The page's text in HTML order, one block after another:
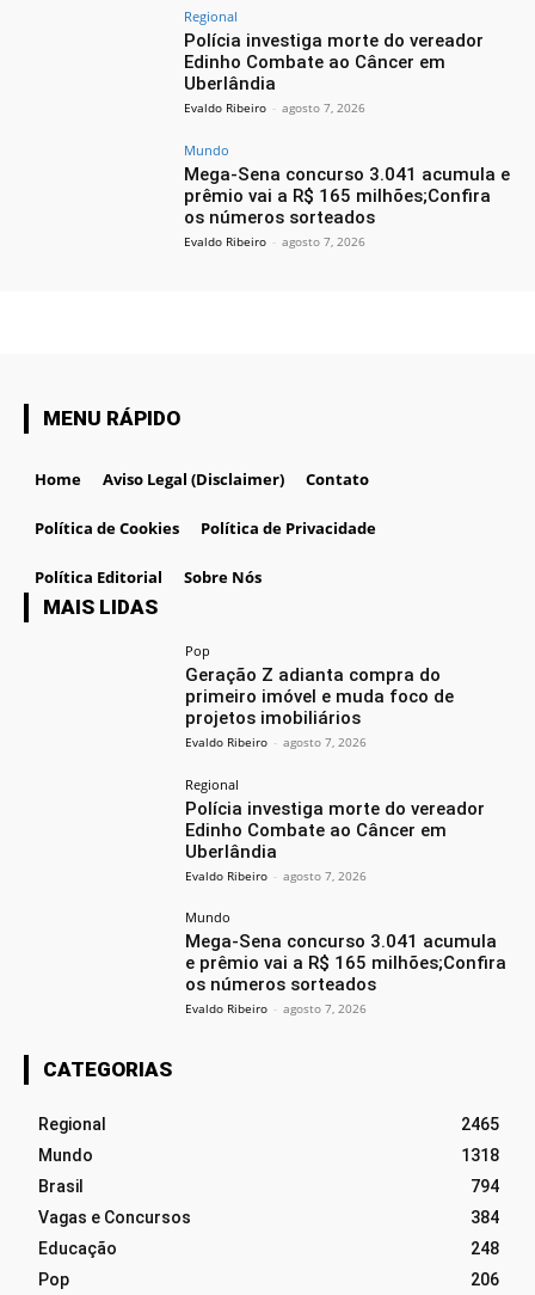
Regional
Polícia investiga morte do vereador
Edinho Combate ao Câncer em
Uberlândia
Evaldo Ribeiro - agosto 7, 2026
Mundo
Mega-Sena concurso 3.041 acumula e
prêmio vai a R$ 165 milhões;Confira
os números sorteados
Evaldo Ribeiro - agosto 7, 2026
MENU RÁPIDO
Home Aviso Legal (Disclaimer) Contato
Política de Cookies Política de Privacidade
Política Editorial Sobre Nós
MAIS LIDAS
Pop
Geração Z adianta compra do
primeiro imóvel e muda foco de
projetos imobiliários
Evaldo Ribeiro - agosto 7, 2026
Regional
Polícia investiga morte do vereador
Edinho Combate ao Câncer em
Uberlândia
Evaldo Ribeiro - agosto 7, 2026
Mundo
Mega-Sena concurso 3.041 acumula
e prêmio vai a R$ 165 milhões;Confira
os números sorteados
Evaldo Ribeiro - agosto 7, 2026
CATEGORIAS
Regional
2465
Mundo
1318
Brasil
794
Vagas e Concursos
384
Educação
248
Pop
206